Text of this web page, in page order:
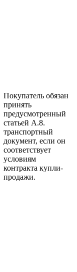
Покупатель обязан
принять
предусмотренный
статьей А.8.
транспортный
документ, если он
соответствует
условиям
контракта купли-
продажи.